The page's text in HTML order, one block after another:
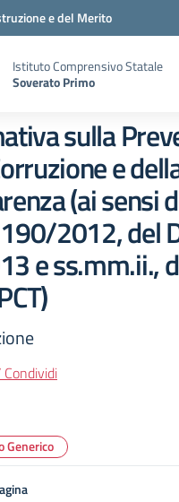
e del Merito
Istituto Comprensivo Statale
Soverato Primo
sulla
e
(ai sensi
2012, del
e ss.mm.ii.,
Generico